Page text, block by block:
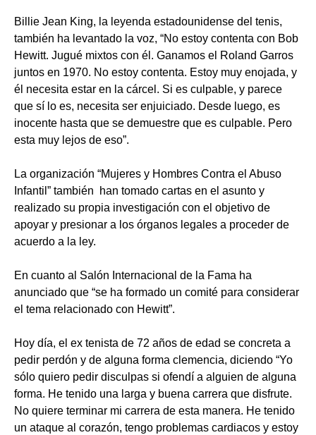
Billie Jean King, la leyenda estadounidense del tenis,
también ha levantado la voz, “No estoy contenta con Bob
Hewitt. Jugué mixtos con él. Ganamos el Roland Garros
juntos en 1970. No estoy contenta. Estoy muy enojada, y
él necesita estar en la cárcel. Si es culpable, y parece
que sí lo es, necesita ser enjuiciado. Desde luego, es
inocente hasta que se demuestre que es culpable. Pero
esta muy lejos de eso”.
La organización “Mujeres y Hombres Contra el Abuso
Infantil” también han tomado cartas en el asunto y
realizado su propia investigación con el objetivo de
apoyar y presionar a los órganos legales a proceder de
acuerdo a la ley.
En cuanto al Salón Internacional de la Fama ha
anunciado que “se ha formado un comité para considerar
el tema relacionado con Hewitt”.
Hoy día, el ex tenista de 72 años de edad se concreta a
pedir perdón y de alguna forma clemencia, diciendo “Yo
sólo quiero pedir disculpas si ofendí a alguien de alguna
forma. He tenido una larga y buena carrera que disfrute.
No quiere terminar mi carrera de esta manera. He tenido
un ataque al corazón, tengo problemas cardiacos y estoy